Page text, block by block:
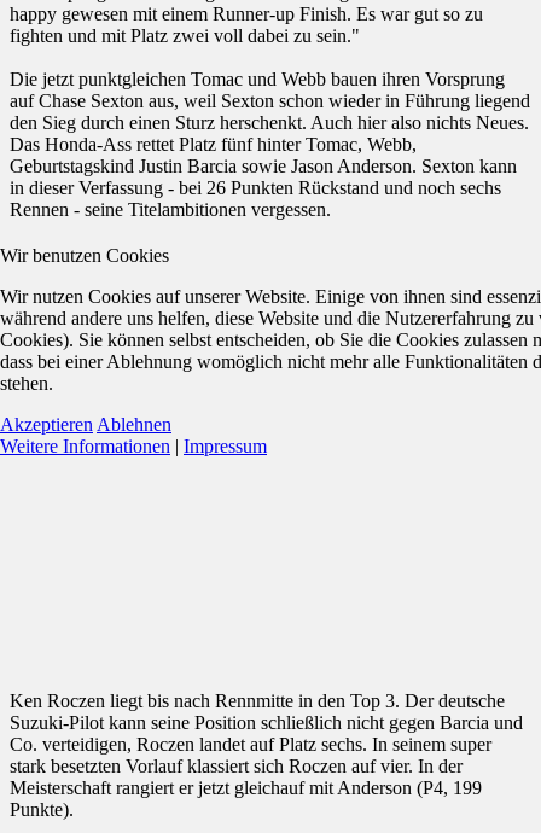
happy gewesen mit einem Runner-up Finish. Es war gut so zu
fighten und mit Platz zwei voll dabei zu sein."
Die jetzt punktgleichen Tomac und Webb bauen ihren Vorsprung
auf Chase Sexton aus, weil Sexton schon wieder in Führung liegend
den Sieg durch einen Sturz herschenkt. Auch hier also nichts Neues.
Das Honda-Ass rettet Platz fünf hinter Tomac, Webb,
Geburtstagskind Justin Barcia sowie Jason Anderson. Sexton kann
in dieser Verfassung - bei 26 Punkten Rückstand und noch sechs
Rennen - seine Titelambitionen vergessen.
Ken Roczen liegt bis nach Rennmitte in den Top 3. Der deutsche
Suzuki-Pilot kann seine Position schließlich nicht gegen Barcia und
Co. verteidigen, Roczen landet auf Platz sechs. In seinem super
stark besetzten Vorlauf klassiert sich Roczen auf vier. In der
Meisterschaft rangiert er jetzt gleichauf mit Anderson (P4, 199
Punkte).
Wir benutzen Cookies
Wir nutzen Cookies auf unserer Website. Einige von ihnen sind
während andere uns helfen, diese Website und die Nutzererfahrung zu
Cookies). Sie können selbst entscheiden, ob Sie die Cookies zulassen
dass bei einer Ablehnung womöglich nicht mehr alle Funktionalitäten
stehen.
Akzeptieren Ablehnen
Weitere Informationen | Impressum